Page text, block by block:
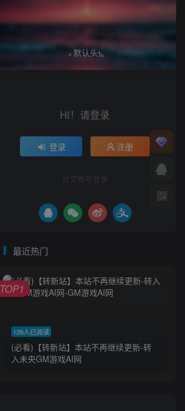
HI！请登录
登录 注册
社交账号登录
最近热门
126人已阅读
(必看)【转新站】本站不再继续更新-转
入未央GM游戏AI网
TOP1